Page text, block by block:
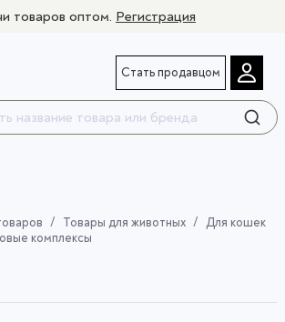
товаров оптом. Регистрация
Стать продавцом
Товары для животных
Для кошек
комплексы